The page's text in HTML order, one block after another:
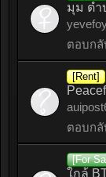
มุม ตำ
ตอบกลั
[Rent]
ตอบกลั
[For
ใกล้